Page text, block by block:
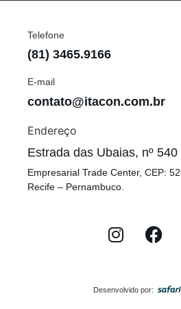
Telefone
(81) 3465.9166
E-mail
contato@itacon.com.br
Endereço
Estrada das Ubaias, nº 540
Empresarial Trade Center, CEP:
Recife – Pernambuco.
Desenvolvido por: